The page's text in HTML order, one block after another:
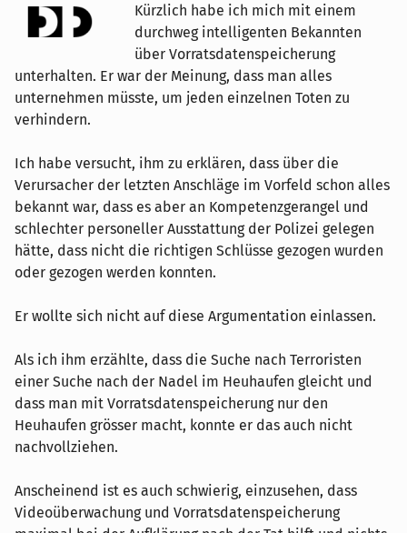
Kürzlich habe ich mich mit einem
durchweg intelligenten Bekannten
über Vorratsdatenspeicherung
unterhalten. Er war der Meinung, dass man alles
unternehmen müsste, um jeden einzelnen Toten zu
verhindern.
Ich habe versucht, ihm zu erklären, dass über die
Verursacher der letzten Anschläge im Vorfeld schon alles
bekannt war, dass es aber an Kompetenzgerangel und
schlechter personeller Ausstattung der Polizei gelegen
hätte, dass nicht die richtigen Schlüsse gezogen wurden
oder gezogen werden konnten.
Er wollte sich nicht auf diese Argumentation einlassen.
Als ich ihm erzählte, dass die Suche nach Terroristen
einer Suche nach der Nadel im Heuhaufen gleicht und
dass man mit Vorratsdatenspeicherung nur den
Heuhaufen grösser macht, konnte er das auch nicht
nachvollziehen.
Anscheinend ist es auch schwierig, einzusehen, dass
Videoüberwachung und Vorratsdatenspeicherung